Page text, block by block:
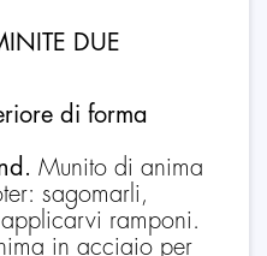
DUE
di forma
Munito di anima
sagomarli,
ramponi.
in acciaio per